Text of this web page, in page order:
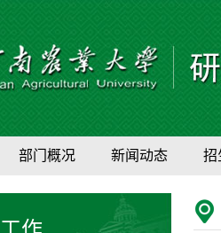
部门概况 新闻动态 招